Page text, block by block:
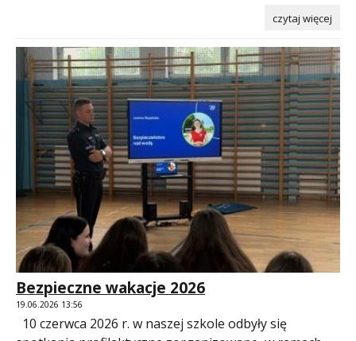
czytaj więcej
Bezpieczne wakacje 2026
19.06.2026 13:56
10 czerwca 2026 r. w naszej szkole odbyły się